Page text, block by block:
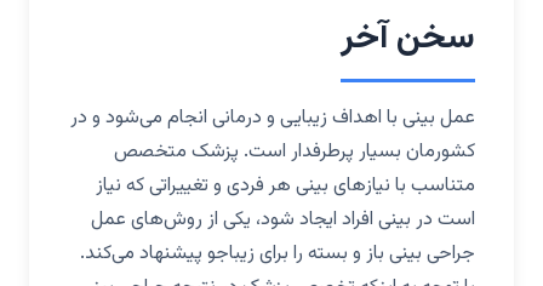
سخن آخر
عمل بینی با اهداف زیبایی و درمانی انجام می‌شود و در
کشورمان بسیار پرطرفدار است. پزشک متخصص
متناسب با نیازهای بینی هر فردی و تغییراتی که نیاز
است در بینی افراد ایجاد شود، یکی از روش‌های عمل
جراحی بینی باز و بسته را برای زیباجو پیشنهاد می‌کند.